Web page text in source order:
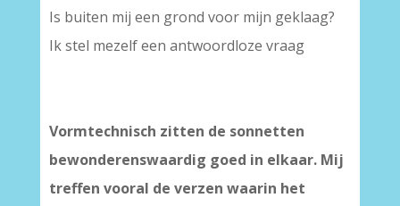
Is buiten mij een grond voor mijn geklaag?
Ik stel mezelf een antwoordloze vraag
Vormtechnisch zitten de sonnetten
bewonderenswaardig goed in elkaar. Mij
treffen vooral de verzen waarin het